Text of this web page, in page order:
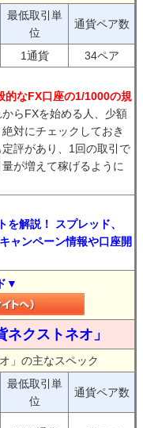
最低取引単
位
通貨ペア数
1通貨
34ペア
的なFX口座の1/1000の規
らFXを始める人、少額
対にチェックしておき
評があり、1回の取引で
が増えて稼げるように
解説！ スプレッド、
ャンペーン情報や口座開
▼
クストネオ」
」の主なスペック
最低取引単
位
通貨ペア数